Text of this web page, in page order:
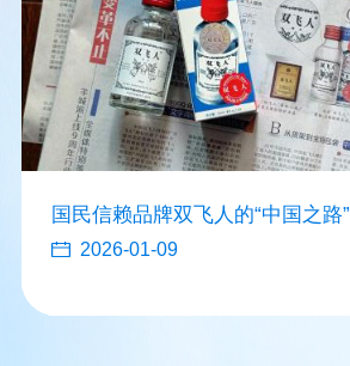
国民信赖品牌双飞人的“中国之路”
2026-01-09